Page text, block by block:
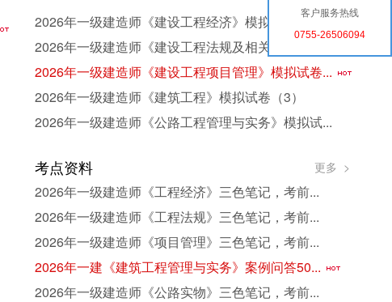
2026年一级建造师《建设工程经济》模拟试卷（3）
2026年一级建造师《建设工程法规及相关知识》模...
2026年一级建造师《建设工程项目管理》模拟试卷...
2026年一级建造师《建筑工程》模拟试卷（3）
2026年一级建造师《公路工程管理与实务》模拟试...
考点资料 更多 >
2026年一级建造师《工程经济》三色笔记，考前...
2026年一级建造师《工程法规》三色笔记，考前...
2026年一级建造师《项目管理》三色笔记，考前...
2026年一建《建筑工程管理与实务》案例问答50...
2026年一级建造师《公路实物》三色笔记，考前...
客户服务热线
0755-26506094